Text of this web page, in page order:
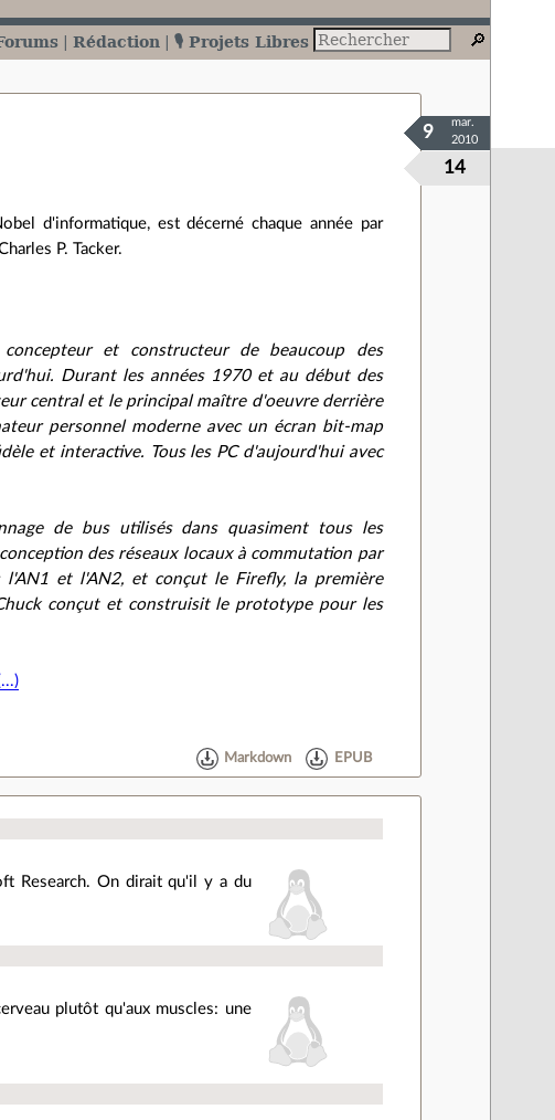
Rédaction 🎙️ Projets Libres
14
9
mar.
2010
d'informatique, est décerné chaque année par
P. Tacker.
et constructeur de beaucoup des
Durant les années 1970 et au début des
central et le principal maître d'oeuvre derrière
personnel moderne avec un écran bit-map
et interactive. Tous les PC d'aujourd'hui avec
de bus utilisés dans quasiment tous les
des réseaux locaux à commutation par
et l'AN2, et conçut le Firefly, la première
conçut et construisit le prototype pour les
Markdown EPUB
Research. On dirait qu'il y a du
plutôt qu'aux muscles: une